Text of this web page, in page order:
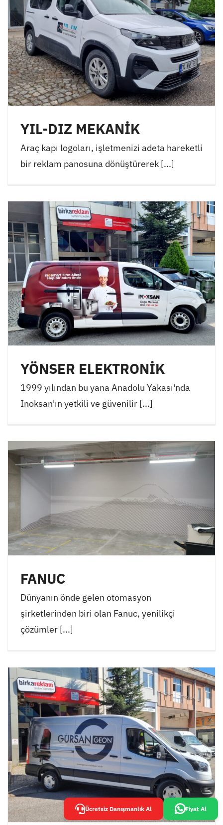
YIL-DIZ MEKANİK
Araç kapı logoları, işletmenizi adeta hareketli
bir reklam panosuna dönüştürerek [...]
YÖNSER ELEKTRONİK
1999 yılından bu yana Anadolu Yakası'nda
Inoksan'ın yetkili ve güvenilir [...]
FANUC
Dünyanın önde gelen otomasyon
şirketlerinden biri olan Fanuc, yenilikçi
çözümler [...]
Ücretsiz Danışmanlık Al Fiyat Al